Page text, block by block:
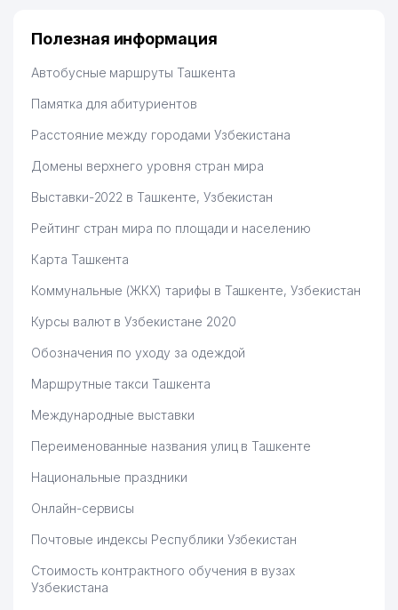
Полезная информация
Автобусные маршруты Ташкента
Памятка для абитуриентов
Расстояние между городами Узбекистана
Домены верхнего уровня стран мира
Выставки-2022 в Ташкенте, Узбекистан
Рейтинг стран мира по площади и населению
Карта Ташкента
Коммунальные (ЖКХ) тарифы в Ташкенте, Узбекистан
Курсы валют в Узбекистане 2020
Обозначения по уходу за одеждой
Маршрутные такси Ташкента
Международные выставки
Переименованные названия улиц в Ташкенте
Национальные праздники
Онлайн-сервисы
Почтовые индексы Республики Узбекистан
Стоимость контрактного обучения в вузах
Узбекистана